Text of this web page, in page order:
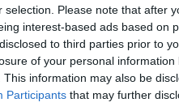
selection. Please note that after
interest-based ads based on
to third parties prior to
of your personal
This information may also be
Participants that may further
znajdzie się w najlepszej
w Fazie Nowych Legend